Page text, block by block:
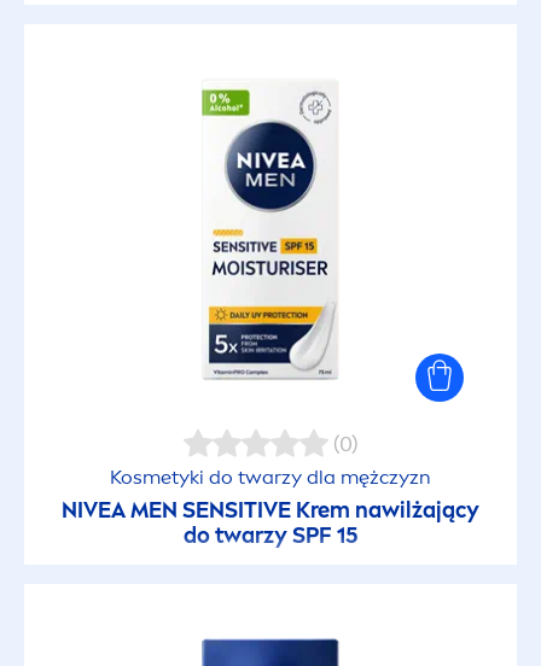
(0)
Kosmetyki do twarzy dla mężczyzn
NIVEAMEN SENSITIVE Krem nawilżający
do twarzy SPF 15